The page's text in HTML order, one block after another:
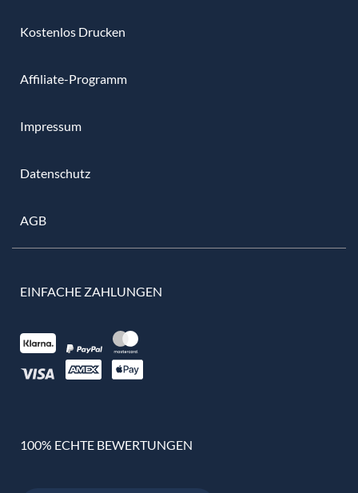
Kostenlos Drucken
Affiliate-Programm
Impressum
Datenschutz
AGB
EINFACHE ZAHLUNGEN
100% ECHTE BEWERTUNGEN